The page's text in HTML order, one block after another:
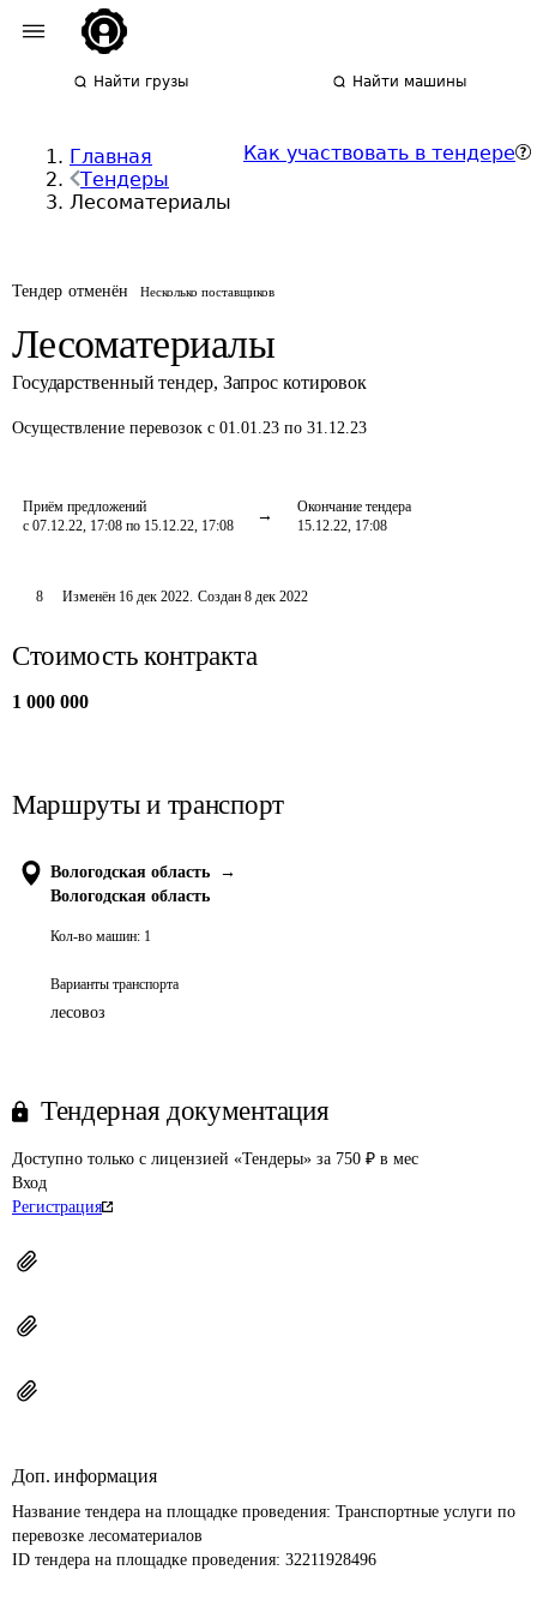
Найти грузы Найти машины
Главная
Тендеры
Лесоматериалы
Как участвовать в тендере
Тендер отменён Несколько поставщиков
Лесоматериалы
Государственный тендер, Запрос котировок
Осуществление перевозок с 01.01.23 по 31.12.23
Приём предложений
с 07.12.22, 17:08 по 15.12.22, 17:08
Окончание тендера
15.12.22, 17:08
8 Изменён 16 дек 2022. Создан 8 дек 2022
Стоимость контракта
1 000 000
Маршруты и транспорт
Вологодская область
→
Вологодская область
Кол-во машин: 1
Варианты транспорта
лесовоз
Тендерная документация
Доступно только с лицензией «Тендеры» за 750 ₽ в мес
Вход
Регистрация
Доп. информация
Название тендера на площадке проведения: Транспортные услуги по
перевозке лесоматериалов
ID тендера на площадке проведения: 32211928496